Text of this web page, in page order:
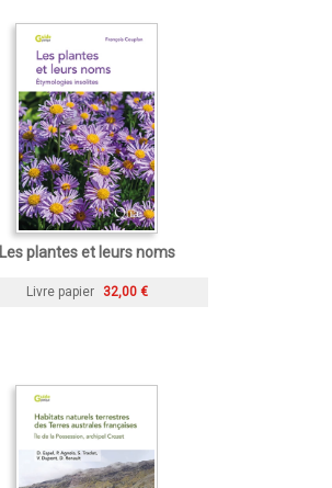
Les plantes et leurs noms
Livre papier 32,00 €